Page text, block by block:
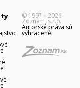
© 1997 – 2026
Zoznam, s.r.o.
Autorské práva sú
vyhradené.